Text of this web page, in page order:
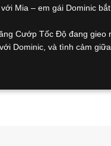
Mia – em gái Dominic
Cướp Tốc Độ đang gieo
Dominic, và tình cảm